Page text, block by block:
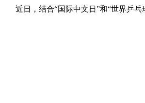
近日，结合“国际中文日”和“世界乒